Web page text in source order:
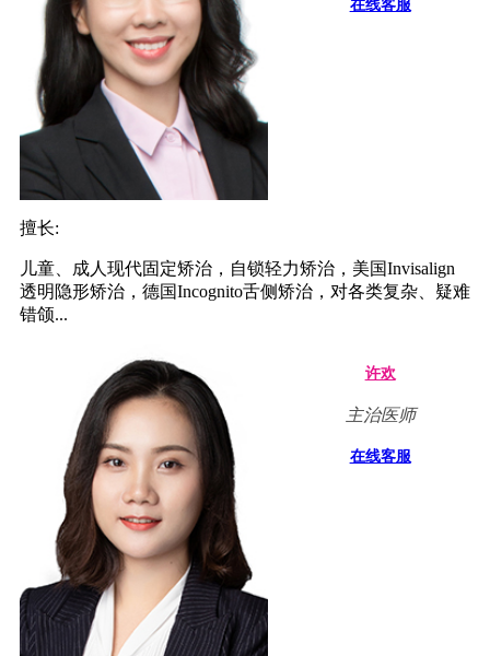
在线客服
擅长:
儿童、成人现代固定矫治，自锁轻力矫治，美国Invisalign
透明隐形矫治，德国Incognito舌侧矫治，对各类复杂、疑难
错颌...
许欢
主治医师
在线客服